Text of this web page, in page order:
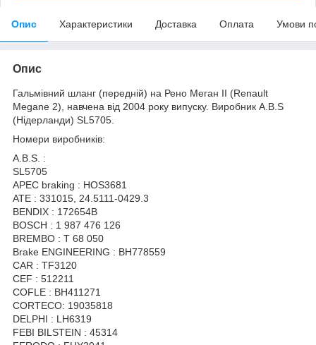
Опис Характеристики Доставка Оплата Умови
Опис
Гальмівний шланг (передній) на Рено Меган II (Renault
Megane 2), навчена від 2004 року випуску. Виробник A.B.S
(Нідерланди) SL5705.
Номери виробників:
A.B.S. :
SL5705
APEC braking : HOS3681
ATE : 331015, 24.5111-0429.3
BENDIX : 172654B
BOSCH : 1 987 476 126
BREMBO : T 68 050
Brake ENGINEERING : BH778559
CAR : TF3120
CEF : 512211
COFLE : BH411271
CORTECO: 19035818
DELPHI : LH6319
FEBI BILSTEIN : 45314